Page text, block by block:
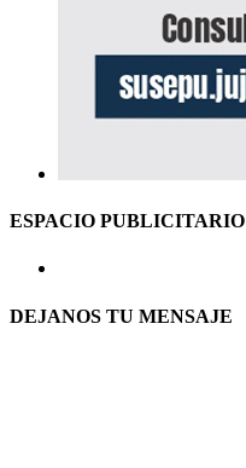
ESPACIO PUBLICITARIO
DEJANOS TU MENSAJE